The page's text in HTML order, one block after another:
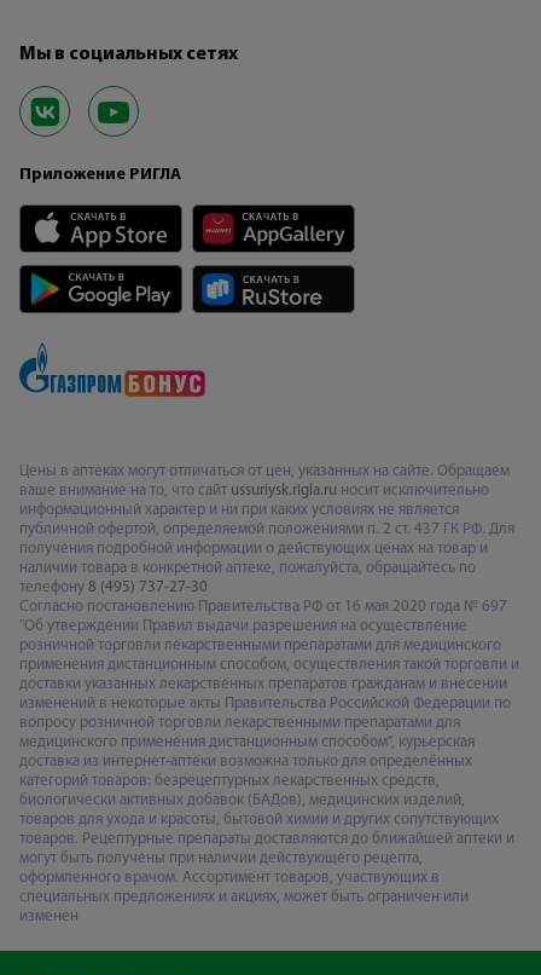
Мы в социальных сетях
Приложение РИГЛА
Цены в аптеках могут отличаться от цен, указанных на сайте. Обращаем
ваше внимание на то, что сайт ussuriysk.rigla.ru носит исключительно
информационный характер и ни при каких условиях не является
публичной офертой, определяемой положениями п. 2 ст. 437 ГК РФ. Для
получения подробной информации о действующих ценах на товар и
наличии товара в конкретной аптеке, пожалуйста, обращайтесь по
телефону 8 (495) 737-27-30
Согласно постановлению Правительства РФ от 16 мая 2020 года № 697
"Об утверждении Правил выдачи разрешения на осуществление
розничной торговли лекарственными препаратами для медицинского
применения дистанционным способом, осуществления такой торговли и
доставки указанных лекарственных препаратов гражданам и внесении
изменений в некоторые акты Правительства Российской Федерации по
вопросу розничной торговли лекарственными препаратами для
медицинского применения дистанционным способом", курьерская
доставка из интернет-аптеки возможна только для определённых
категорий товаров: безрецептурных лекарственных средств,
биологически активных добавок (БАДов), медицинских изделий,
товаров для ухода и красоты, бытовой химии и других сопутствующих
товаров. Рецептурные препараты доставляются до ближайшей аптеки и
могут быть получены при наличии действующего рецепта,
оформленного врачом. Ассортимент товаров, участвующих в
специальных предложениях и акциях, может быть ограничен или
изменен